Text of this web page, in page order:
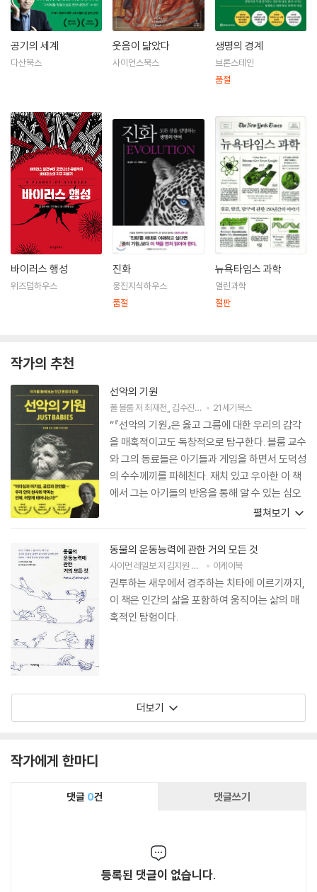
공기의 세계
다산북스
웃음이 닮았다
사이언스북스
생명의 경계
브론스테인
품절
바이러스 행성
위즈덤하우스
진화
웅진지식하우스
품절
뉴욕타임스 과학
열린과학
절판
작가의 추천
선악의 기원
폴 블룸저최재천 김수진역 21세기북스
“『선악의 기원』은 옳고 그름에 대한 우리의 감각
을 매혹적이고도 독창적으로 탐구한다. 블룸 교수
와 그의 동료들은 아기들과 게임을 하면서 도덕성
의 수수께끼를 파헤친다. 재치 있고 우아한 이 책
에서 그는 아기들의 반응을 통해 알 수 있는 심오
한 교훈을 가르쳐준다. 이 책을 읽고 나면 결코 예
된다.”
펼쳐보기
동물의 운동능력에 관한 거의 모든 것
사이먼 레일보저김지원 이정모감수
이케이북
권투하는 새우에서 경주하는 치타에 이르기까지,
이 책은 인간의 삶을 포함하여 움직이는 삶의 매
혹적인 탐험이다.
더보기
작가에게 한마디
댓글 0건 댓글쓰기
등록된 댓글이 없습니다.